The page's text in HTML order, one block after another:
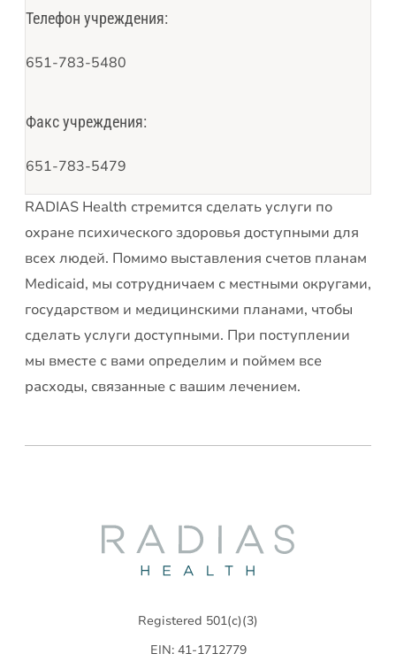
Телефон учреждения:
651-783-5480
Факс учреждения:
651-783-5479
RADIAS Health стремится сделать услуги по
охране психического здоровья доступными для
всех людей. Помимо выставления счетов планам
Medicaid, мы сотрудничаем с местными округами,
государством и медицинскими планами, чтобы
сделать услуги доступными. При поступлении
мы вместе с вами определим и поймем все
расходы, связанные с вашим лечением.
Registered 501(c)(3)
EIN: 41-1712779